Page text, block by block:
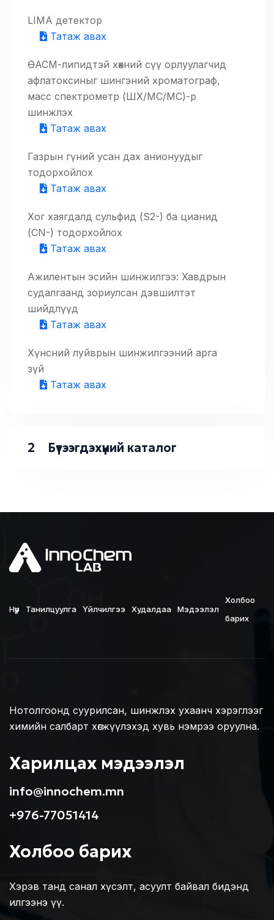
LIMA детектор
Татаж авах
ӨАСМ-липидтэй хөхний сүү орлуулагчид
афлатоксиныг шингэний хроматограф,
масс спектрометр (ШХ/МС/МС)-р
шинжлэх
Татаж авах
Газрын гүний усан дах анионуудыг
тодорхойлох
Татаж авах
Хог хаягдалд сульфид (S2-) ба цианид
(CN-) тодорхойлох
Татаж авах
Ажилентын эсийн шинжилгээ: Хавдрын
судалгаанд зориулсан дэвшилтэт
шийдлүүд
Татаж авах
Хүнсний луйврын шинжилгээний арга
зүй
Татаж авах
2 Бүтээгдэхүүний каталог
Нүүр Танилцуулга Үйлчилгээ Худалдаа Мэдээлэл
Холбоо
барих
Нотолгоонд суурилсан, шинжлэх ухаанч хэрэглээг
химийн салбарт хөгжүүлэхэд хувь нэмрээ оруулна.
Харилцах мэдээлэл
info@innochem.mn
+976-77051414
Холбоо барих
Хэрэв танд санал хүсэлт, асуулт байвал бидэнд
илгээнэ үү.